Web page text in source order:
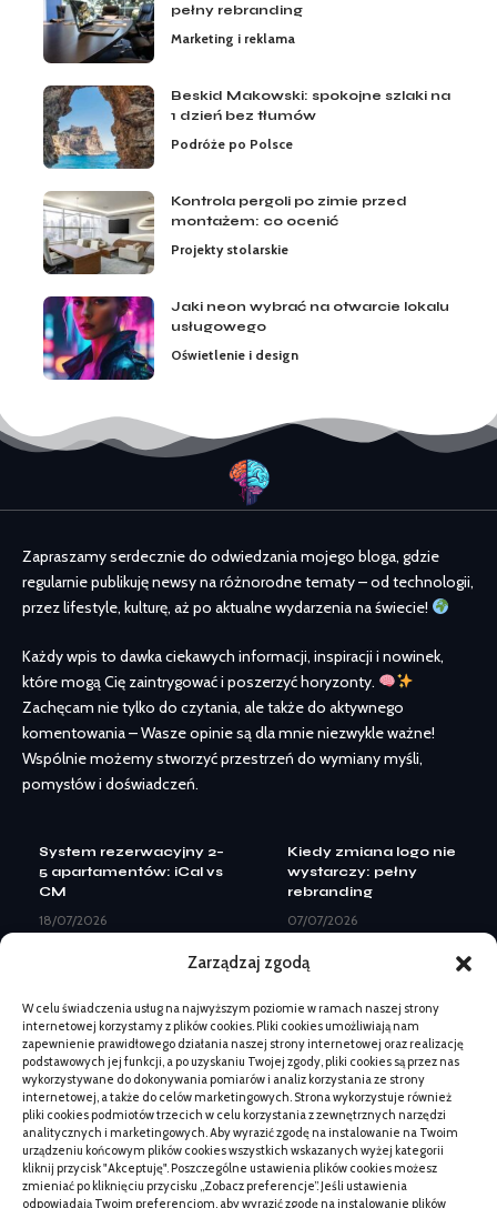
Zarządzaj zgodą
W celu świadczenia usług na najwyższym poziomie w ramach naszej strony
internetowej korzystamy z plików cookies. Pliki cookies umożliwiają nam
zapewnienie prawidłowego działania naszej strony internetowej oraz realizację
podstawowych jej funkcji, a po uzyskaniu Twojej zgody, pliki cookies są przez nas
wykorzystywane do dokonywania pomiarów i analiz korzystania ze strony
internetowej, a także do celów marketingowych. Strona wykorzystuje również
pliki cookies podmiotów trzecich w celu korzystania z zewnętrznych narzędzi
analitycznych i marketingowych. Aby wyrazić zgodę na instalowanie na Twoim
urządzeniu końcowym plików cookies wszystkich wskazanych wyżej kategorii
kliknij przycisk "Akceptuję". Poszczególne ustawienia plików cookies możesz
zmieniać po kliknięciu przycisku „Zobacz preferencje”. Jeśli ustawienia
odpowiadają Twoim preferencjom, aby wyrazić zgodę na instalowanie plików
pełny rebranding
Marketing i reklama
Beskid Makowski: spokojne szlaki na
1 dzień bez tłumów
Podróże po Polsce
Kontrola pergoli po zimie przed
montażem: co ocenić
Projekty stolarskie
Jaki neon wybrać na otwarcie lokalu
usługowego
Oświetlenie i design
Zapraszamy serdecznie do odwiedzania mojego bloga, gdzie
regularnie publikuję newsy na różnorodne tematy – od technologii,
przez lifestyle, kulturę, aż po aktualne wydarzenia na świecie!
Każdy wpis to dawka ciekawych informacji, inspiracji i nowinek,
które mogą Cię zaintrygować i poszerzyć horyzonty.
Zachęcam nie tylko do czytania, ale także do aktywnego
komentowania – Wasze opinie są dla mnie niezwykle ważne!
Wspólnie możemy stworzyć przestrzeń do wymiany myśli,
pomysłów i doświadczeń.
System rezerwacyjny 2–
5 apartamentów: iCal vs
CM
18/07/2026
08/07/2026
Kiedy zmiana logo nie
wystarczy: pełny
rebranding
07/07/2026
Beskid Makowski:
spokojne szlaki na 1
dzień bez tłumów
18/06/2026
Kiedy zmiana logo nie
wystarczy: pełny
rebranding
07/07/2026
Ads: elementy do
08/07/2026
Kupno książki dla
dziecka: na co zwrócić
uwagę
13/05/2026
System rezerwacyjny 2–
5 apartamentów: iCal vs
CM
18/07/2026